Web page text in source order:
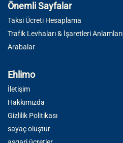
Önemli Sayfalar
Taksi Ücreti Hesaplama
Trafik Levhaları & İşaretleri Anlamları
Arabalar
Ehlimo
İletişim
Hakkımızda
Gizlilik Politikası
sayaç oluştur